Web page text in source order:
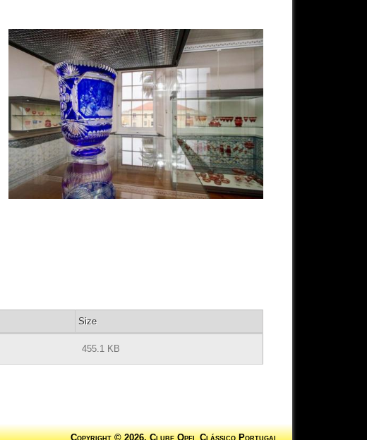
Size
455.1 KB
Copyright © 2026, Clube Opel Clássico Portugal